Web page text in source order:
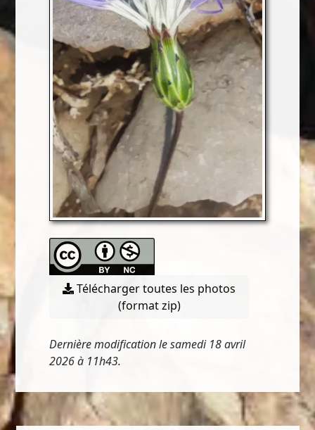
Télécharger toutes les photos
(format zip)
Dernière modification le samedi 18 avril
2026 à 11h43.